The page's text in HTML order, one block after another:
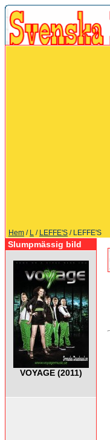
Hem / L / LEFFE'S / LEFFE'S
Slumpmässig bild
VOYAGE (2011)